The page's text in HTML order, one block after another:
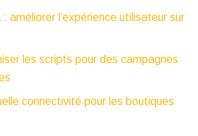
améliorer l’expérience utilisateur sur
les scripts pour des campagnes
connectivité pour les boutiques